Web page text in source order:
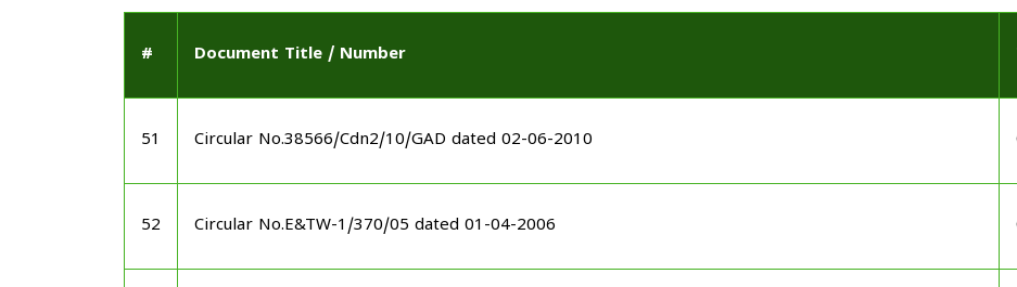
# Document Title / Number
51 Circular No.38566/Cdn2/10/GAD dated 02-06-2010
52 Circular No.E&TW-1/370/05 dated 01-04-2006